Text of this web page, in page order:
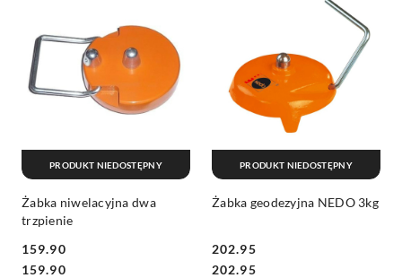
Żabka niwelacyjna dwa
trzpienie
Cena:
159.90
Cena:
159.90
PRODUKT NIEDOSTĘPNY
Żabka geodezyjna NEDO 3kg
Cena:
202.95
Cena:
202.95
PRODUKT NIEDOSTĘPNY